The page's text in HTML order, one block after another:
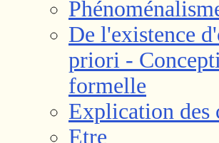
De l'existence
priori -
formelle
Explication des
Etre